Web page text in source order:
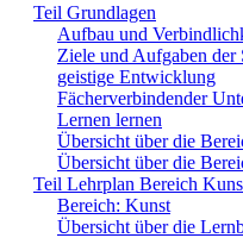
Teil Grundlagen
Aufbau und
Ziele und Aufgaben der
geistige Entwicklung
Fächerverbindender
Lernen lernen
Übersicht über die
Übersicht über die
Teil Lehrplan Bereich
Bereich: Kunst
Übersicht über die